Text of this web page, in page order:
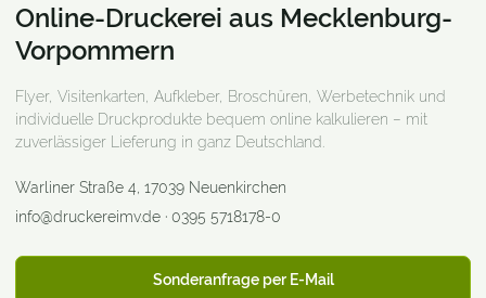
Online-Druckerei aus Mecklenburg-
Vorpommern
Flyer, Visitenkarten, Aufkleber, Broschüren, Werbetechnik und
individuelle Druckprodukte bequem online kalkulieren – mit
zuverlässiger Lieferung in ganz Deutschland.
Warliner Straße 4 17039 Neuenkirchen
info@druckereimv.de · 0395 5718178-0
Sonderanfrage per E-Mail